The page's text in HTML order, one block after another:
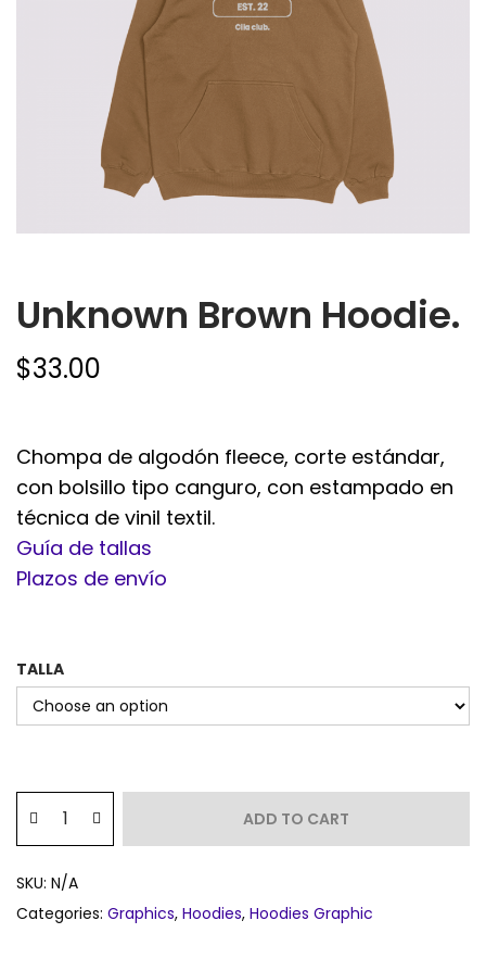
Unknown Brown Hoodie.
$33.00
Chompa de algodón fleece, corte estándar,
con bolsillo tipo canguro, con estampado en
técnica de vinil textil.
Guía de tallas
Plazos de envío
TALLA
ADD TO CART
SKU: N/A
Categories: Graphics, Hoodies, Hoodies Graphic